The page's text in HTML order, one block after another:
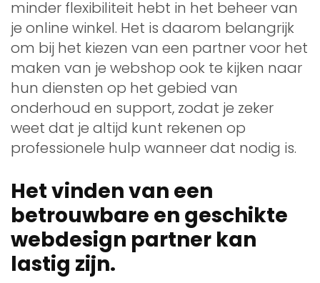
minder flexibiliteit hebt in het beheer van
je online winkel. Het is daarom belangrijk
om bij het kiezen van een partner voor het
maken van je webshop ook te kijken naar
hun diensten op het gebied van
onderhoud en support, zodat je zeker
weet dat je altijd kunt rekenen op
professionele hulp wanneer dat nodig is.
Het vinden van een
betrouwbare en geschikte
webdesign partner kan
lastig zijn.